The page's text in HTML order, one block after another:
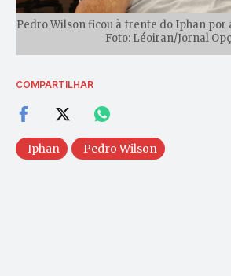
Pedro Wilson ficou à frente do Iphan por
Foto: Léoiran/Jornal
COMPARTILHAR
Iphan Pedro Wilson